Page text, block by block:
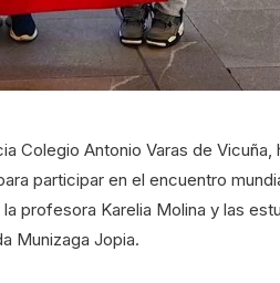
Colegio Antonio Varas de Vicuña,
participar en el encuentro
profesora Karelia Molina y las
Munizaga Jopia.